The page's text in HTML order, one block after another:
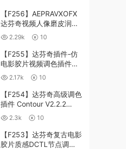
【F256】AEPRAVXOFX
达芬奇视频人像磨皮润肤
美颜插件 Beauty Box
V6.0.3 Win
2.29k 10
【F255】达芬奇插件-仿
电影胶片视频调色插件
ARRI Film Lab 1.0.10 Win
2.17k 10
【F254】达芬奇高级调色
插件 Contour V2.2.2
WinMac 含使用教程
2.3k 10
【F253】达芬奇复古电影
胶片质感DCTL节点调色